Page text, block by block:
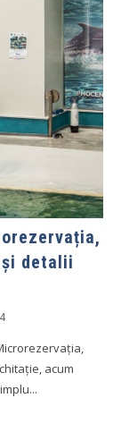
detalii
acum